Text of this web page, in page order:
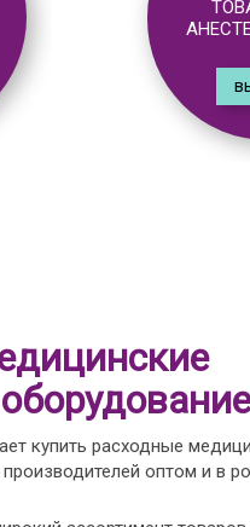
купить расходные
оптом и в